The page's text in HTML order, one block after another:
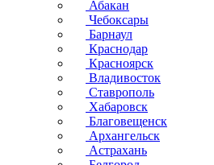
Абакан
Чебоксары
Барнаул
Краснодар
Красноярск
Владивосток
Ставрополь
Хабаровск
Благовещенск
Архангельск
Астрахань